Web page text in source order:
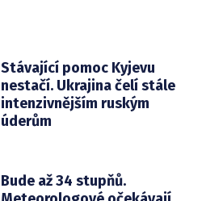
Stávající pomoc Kyjevu
nestačí. Ukrajina čelí stále
intenzivnějším ruským
úderům
Bude až 34 stupňů.